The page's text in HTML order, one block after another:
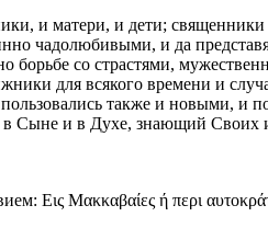
и матери, и дети;
чадолюбивыми, и да
борьбе со страстями,
для всякого времени и
также и новыми, и
в Сыне и в Духе, знающий
Εις Μακκαβαίες ή περι